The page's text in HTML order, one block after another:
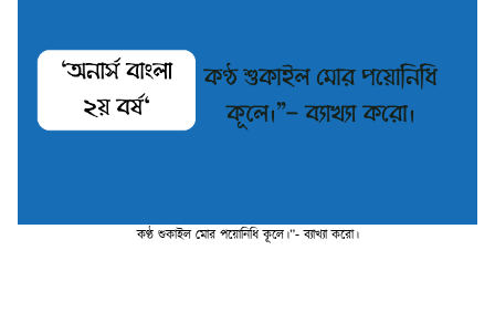
কণ্ঠ শুকাইল মোর পয়োনিধি কূলে।”- ব্যাখ্যা করো।